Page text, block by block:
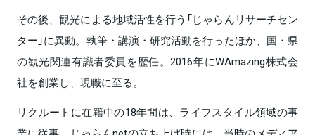
その後、観光による地域活性を行う「じゃらんリサーチセン
ター」に異動。執筆・講演・研究活動を行ったほか、国・県
の観光関連有識者委員を歴任。2016年にWAmazing株式会
社を創業し、現職に至る。
リクルートに在籍中の18年間は、ライフスタイル領域の事